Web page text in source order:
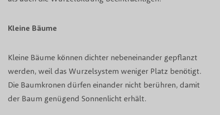
Kleine Bäume
Kleine Bäume können dichter nebeneinander gepflanzt
werden, weil das Wurzelsystem weniger Platz benötigt.
Die Baumkronen dürfen einander nicht berühren, damit
der Baum genügend Sonnenlicht erhält.